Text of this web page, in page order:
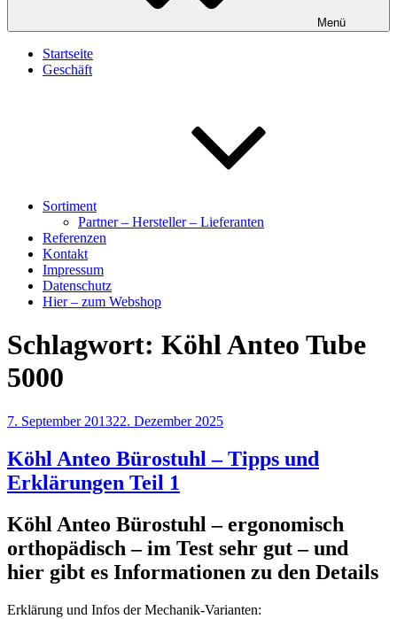
Menü
Startseite
Geschäft
Sortiment
Partner – Hersteller – Lieferanten
Referenzen
Kontakt
Impressum
Datenschutz
Hier – zum Webshop
Schlagwort: Köhl Anteo Tube
5000
Veröffentlicht
7. September 201322. Dezember 2025
Köhl Anteo Bürostuhl – Tipps und
Erklärungen Teil 1
Köhl Anteo Bürostuhl – ergonomisch
orthopädisch – im Test sehr gut – und
hier gibt es Informationen zu den Details
Erklärung und Infos der Mechanik-Varianten: